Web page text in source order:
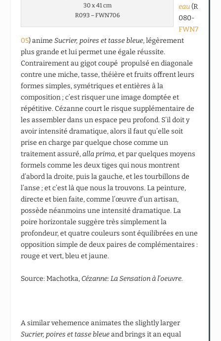
30 x 41 cm
R093 – FWN706
eau(R
080-
FWN7
05) animeSucrier, poires et tasse bleue, légèrement
plus grande et lui permet une égale réussite.
Contrairement au gigot coupé propulsé en diagonale
contre une miche, tasse, théière et fruits offrent leurs
formes simples, symétriques et entières à la
composition ; c’est risquer une image domptée et
répétitive. Cézanne court le risque supplémentaire de
les assembler dans un espace peu profond. S’il doit y
avoir intensité dramatique, alors il faut qu’elle soit
prise en charge par quelque chose comme un
traitement assuré,alla prima, et par quelques moyens
formels comme les deux tiges qui nous montrent
d’abord la droite, puis la gauche, et les tourbillons de
l’anse ; et c’est là que nous la trouvons. La peinture,
directe et bien faite, comme l’œuvre d’un artisan,
possède néanmoins une intensité dramatique. La
poire horizontale suggère très simplement la
profondeur, et quatre couleurs sont équilibrées en une
opposition simple de deux paires de complémentaires :
rouge et vert, bleu et jaune.
Source: Machotka, Cézanne: La Sensationà l’oeuvre.
A similar vehemence animates the slightly larger
Sucrier, poires et tasse bleueand brings it an equal